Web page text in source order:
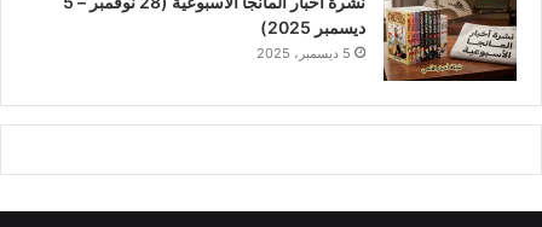
ديسمبر 2025)
5 ديسمبر، 2025